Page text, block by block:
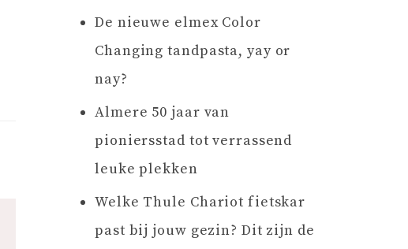
De nieuwe elmex Color
Changing tandpasta, yay or
nay?
Almere 50 jaar van
pioniersstad tot verrassend
leuke plekken
Welke Thule Chariot fietskar
past bij jouw gezin? Dit zijn de